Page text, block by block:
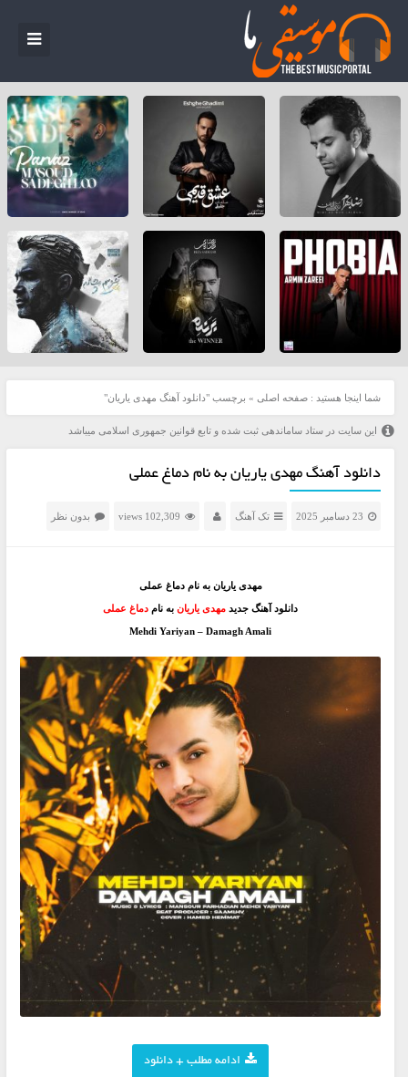
شما اینجا هستید : صفحه اصلی » برچسب "دانلود آهنگ مهدی یاریان"
این سایت در ستاد ساماندهی ثبت شده و تابع قوانین جمهوری اسلامی میباشد
دانلود آهنگ مهدی یاریان به نام دماغ عملی
23 دسامبر 2025 تک آهنگ 102,309 views بدون نظر
مهدی یاریان به نام دماغ عملی
دانلود آهنگ جدیدمهدی یاریانبه نام دماغ عملی
Mehdi Yariyan – Damagh Amali
ادامه مطلب + دانلود